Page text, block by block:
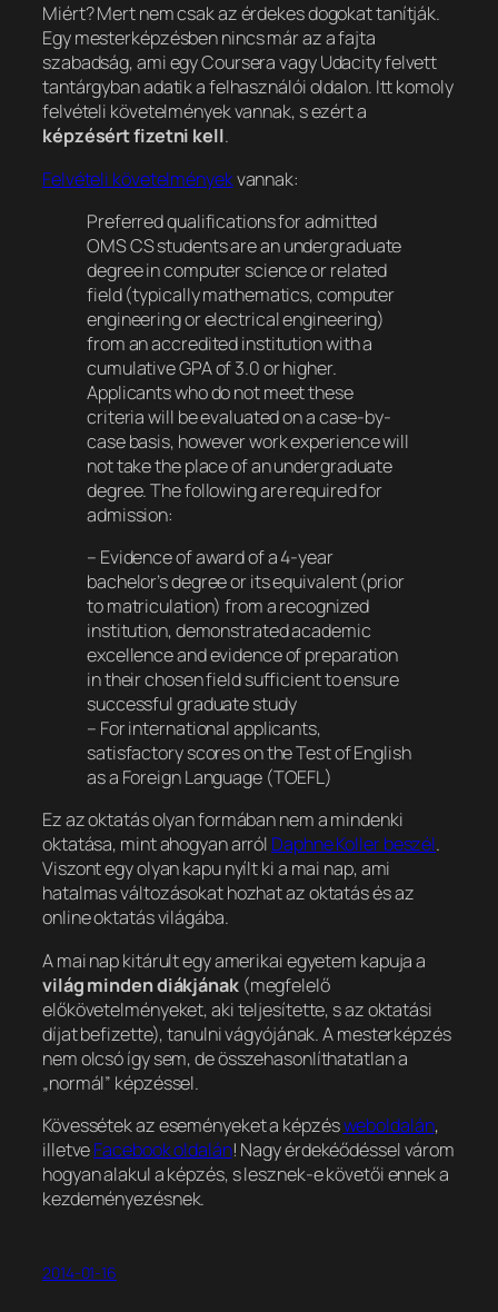
Miért? Mert nem csak az érdekes dogokat tanítják.
Egy mesterképzésben nincs már az a fajta
szabadság, ami egy Coursera vagy Udacity felvett
tantárgyban adatik a felhasználói oldalon. Itt komoly
felvételi követelmények vannak, s ezért a
képzésért fizetni kell.
Felvételi követelményekvannak:
Preferred qualifications for admitted
OMS CS students are an undergraduate
degree in computer science or related
field (typically mathematics, computer
engineering or electrical engineering)
from an accredited institution with a
cumulative GPA of 3.0 or higher.
Applicants who do not meet these
criteria will be evaluated on a case-by-
case basis, however work experience will
not take the place of an undergraduate
degree. The following are required for
admission:
– Evidence of award of a 4-year
bachelor’s degree or its equivalent (prior
to matriculation) from a recognized
institution, demonstrated academic
excellence and evidence of preparation
in their chosen field sufficient to ensure
successful graduate study
– For international applicants,
satisfactory scores on the Test of English
as a Foreign Language (TOEFL)
Ez az oktatás olyan formában nem a mindenki
oktatása, mint ahogyan arról Daphne Koller beszél.
Viszont egy olyan kapu nyílt ki a mai nap, ami
hatalmas változásokat hozhat az oktatás és az
online oktatás világába.
A mai nap kitárult egy amerikai egyetem kapuja a
világ minden diákjának(megfelelő
előkövetelményeket, aki teljesítette, s az oktatási
díjat befizette), tanulni vágyójának. A mesterképzés
nem olcsó így sem, de összehasonlíthatatlan a
„normál” képzéssel.
Kövessétek az eseményeket a képzésweboldalán,
illetveFacebook oldalán! Nagy érdekéődéssel várom
hogyan alakul a képzés, s lesznek-e követői ennek a
kezdeményezésnek.
2014-01-16